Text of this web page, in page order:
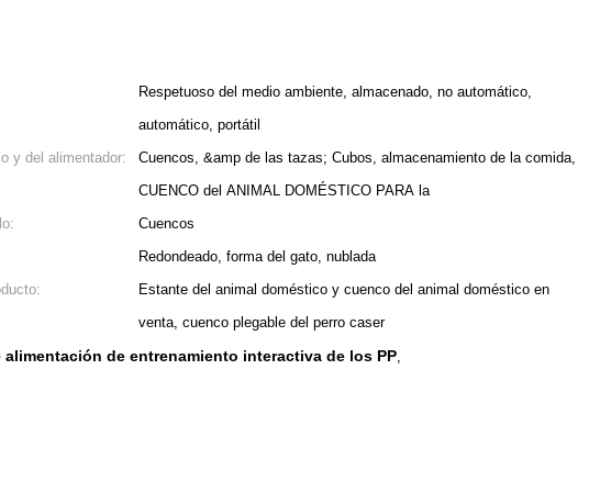
Respetuoso del medio ambiente, almacenado, no automático,
automático, portátil
y del alimentador:
Cuencos, &amp de las tazas; Cubos, almacenamiento de la comida,
CUENCO del ANIMAL DOMÉSTICO PARA la
Cuencos
Redondeado, forma del gato, nublada
Estante del animal doméstico y cuenco del animal doméstico en
venta, cuenco plegable del perro caser
alimentación de entrenamiento interactiva de los PP,